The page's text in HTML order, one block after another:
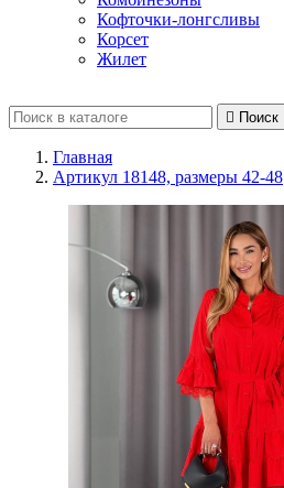
Кофточки-лонгсливы
Корсет
Жилет
 Поиск
Главная
Артикул 18148, размеры 42-48